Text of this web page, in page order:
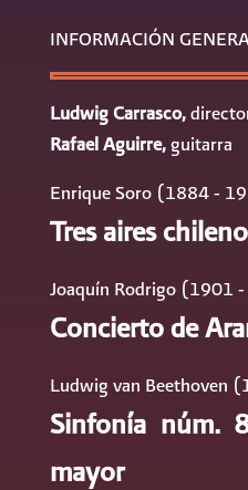
INFORMACIÓN
Ludwig Carrasco,
Rafael Aguirre,guitarra
Enrique Soro (1884 -
Tres aires
Joaquín Rodrigo (1901
Concierto de
Ludwig van Beethoven
Sinfonía núm.
mayor